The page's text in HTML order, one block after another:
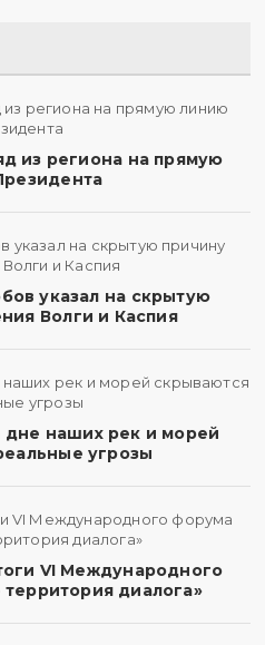
из региона на прямую
указал на скрытую
Волги и Каспия
дне наших рек и морей
угрозы
VI Международного
диалога»